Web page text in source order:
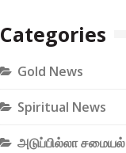
Categories
Gold News
Spiritual News
அடுப்பில்லா சமையல்